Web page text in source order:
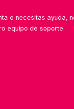
o necesitas ayuda,
equipo de soporte.